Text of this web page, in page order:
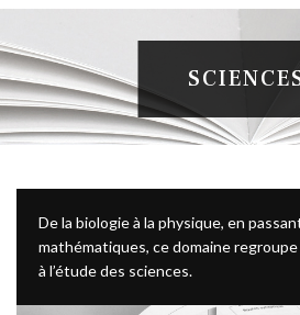
De la biologie à la physique, en
mathématiques, ce domaine
à l’étude des sciences.